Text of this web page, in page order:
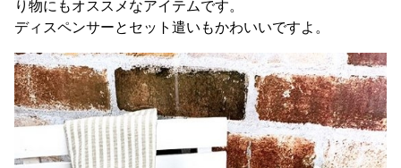
り物にもオススメなアイテムです。
ディスペンサーとセット遣いもかわいいですよ。